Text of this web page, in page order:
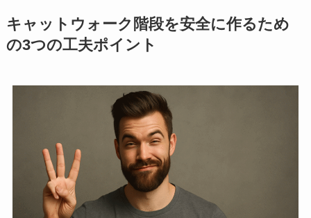
キャットウォーク階段を安全に作るため
の3つの工夫ポイント